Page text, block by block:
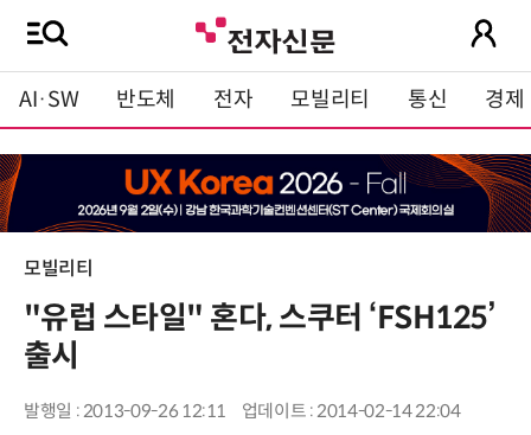
AI·SW 반도체 전자 모빌리티 통신 경제
모빌리티
"유럽 스타일" 혼다, 스쿠터 ‘FSH125’
출시
발행일 : 2013-09-26 12:11 업데이트 : 2014-02-14 22:04